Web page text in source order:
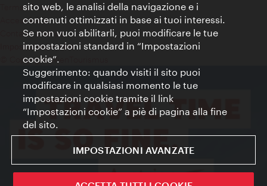
Terms of Use
Accessibilità
Contatto stampa
Impostazioni cookie
© Copyright WienTourismus
sito web, le analisi della navigazione e i
contenuti ottimizzati in base ai tuoi interessi.
Se non vuoi abilitarli, puoi modificare le tue
impostazioni standard in “Impostazioni
cookie”.
Suggerimento: quando visiti il sito puoi
modificare in qualsiasi momento le tue
impostazioni cookie tramite il link
“Impostazioni cookie” a piè di pagina alla fine
del sito.
IMPOSTAZIONI AVANZATE